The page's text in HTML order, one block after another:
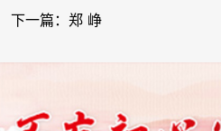
下一篇：郑 峥